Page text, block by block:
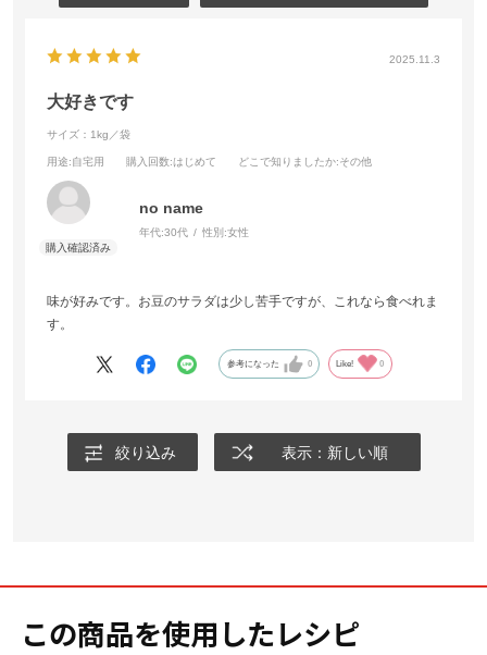
2025.11.3
大好きです
サイズ：1kg／袋
用途:自宅用 購入回数:はじめて どこで知りましたか:その他
no name
年代:30代 性別:女性
味が好みです。お豆のサラダは少し苦手ですが、これなら食べれま
す。
参考になった 0 Like! 0
絞り込み 表示：新しい順
この商品を使用したレシピ